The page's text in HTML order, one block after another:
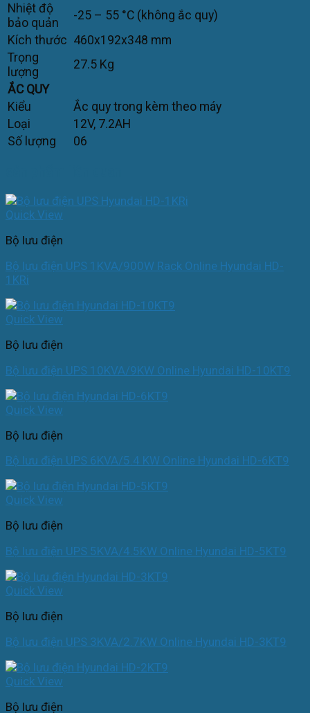
Nhiệt độ
bảo quản
-25 – 55 °C (không ắc quy)
Kích thước 460x192x348 mm
Trọng
lượng
27.5 Kg
ẮC QUY
Kiểu
Ắc quy trong kèm theo máy
Loại
12V, 7.2AH
Số lượng
06
Quick View
Bộ lưu điện
Bộ lưu điện UPS 1KVA/900W Rack Online Hyundai HD-
1KRi
Quick View
Bộ lưu điện
Bộ lưu điện UPS 10KVA/9KW Online Hyundai HD-10KT9
Quick View
Bộ lưu điện
Bộ lưu điện UPS 6KVA/5.4 KW Online Hyundai HD-6KT9
Quick View
Bộ lưu điện
Bộ lưu điện UPS 5KVA/4.5KW Online Hyundai HD-5KT9
Quick View
Bộ lưu điện
Bộ lưu điện UPS 3KVA/2.7KW Online Hyundai HD-3KT9
Quick View
Bộ lưu điện